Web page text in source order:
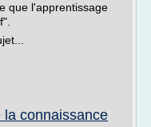
que l'apprentissage
connaissance